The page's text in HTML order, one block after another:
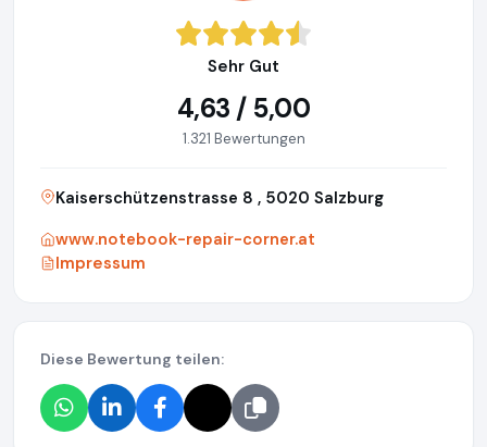
Sehr Gut
4,63 / 5,00
1.321 Bewertungen
Kaiserschützenstrasse 8 , 5020 Salzburg
www.notebook-repair-corner.at
Impressum
Diese Bewertung teilen: